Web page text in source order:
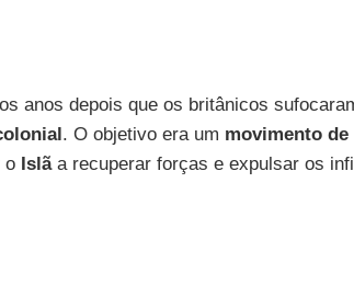
anos depois que os britânicos
. O objetivo era um movimento de
o Islãa recuperar forças e expulsar os